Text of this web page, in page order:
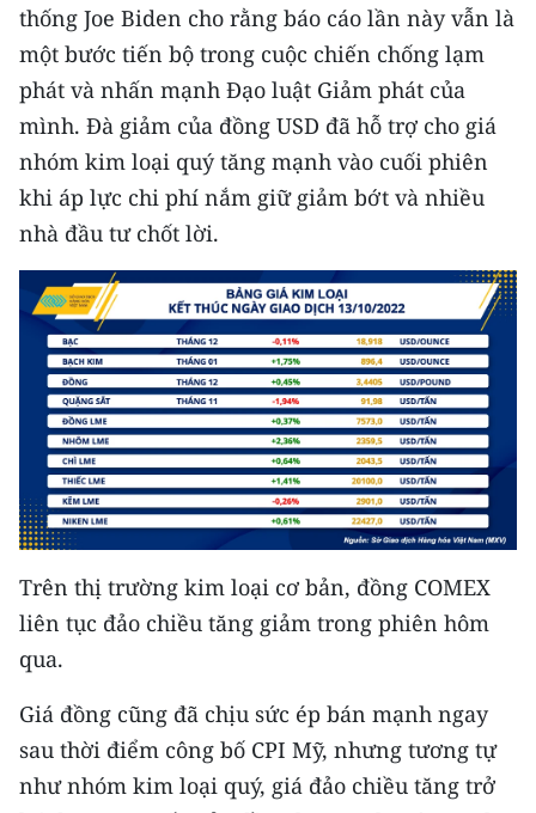
thống Joe Biden cho rằng báo cáo lần này vẫn là
một bước tiến bộ trong cuộc chiến chống lạm
phát và nhấn mạnh Đạo luật Giảm phát của
mình. Đà giảm của đồng USD đã hỗ trợ cho giá
nhóm kim loại quý tăng mạnh vào cuối phiên
khi áp lực chi phí nắm giữ giảm bớt và nhiều
nhà đầu tư chốt lời.
Trên thị trường kim loại cơ bản, đồng COMEX
liên tục đảo chiều tăng giảm trong phiên hôm
qua.
Giá đồng cũng đã chịu sức ép bán mạnh ngay
sau thời điểm công bố CPI Mỹ, nhưng tương tự
như nhóm kim loại quý, giá đảo chiều tăng trở